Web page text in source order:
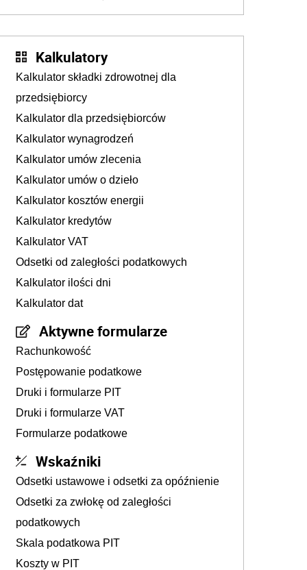
Kalkulatory
Kalkulator składki zdrowotnej dla
przedsiębiorcy
Kalkulator dla przedsiębiorców
Kalkulator wynagrodzeń
Kalkulator umów zlecenia
Kalkulator umów o dzieło
Kalkulator kosztów energii
Kalkulator kredytów
Kalkulator VAT
Odsetki od zaległości podatkowych
Kalkulator ilości dni
Kalkulator dat
Aktywne formularze
Rachunkowość
Postępowanie podatkowe
Druki i formularze PIT
Druki i formularze VAT
Formularze podatkowe
Wskaźniki
Odsetki ustawowe i odsetki za opóźnienie
Odsetki za zwłokę od zaległości
podatkowych
Skala podatkowa PIT
Koszty w PIT